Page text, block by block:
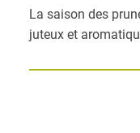
La saison des
juteux et